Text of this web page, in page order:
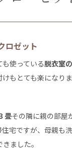
ロゼット
使っている脱衣室
もとても楽になり
畳その隣に親の部屋
宅ですが、母親も
ました。